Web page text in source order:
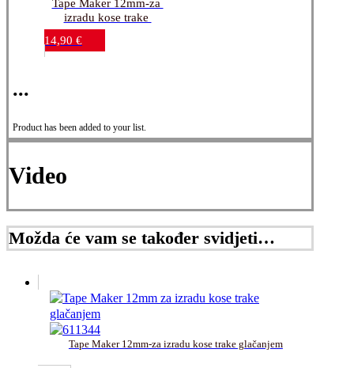
Tape Maker 12mm-za
izradu kose trake
glačanjem
14,90 €
...
Product has been added to your list.
Video
Možda će vam se također svidjeti…
Tape Maker 12mm-za izradu kose trake glačanjem